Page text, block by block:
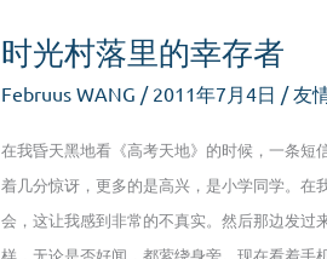
时光村落里的幸存者
Februus WANG / 2011年7月4日 / 友
在我昏天黑地看《高考天地》的时候，一条短
着几分惊讶，更多的是高兴，是小学同学。在
会，这让我感到非常的不真实。然后那边发过
样，无论是否好闻，都萦绕身旁。现在看着手